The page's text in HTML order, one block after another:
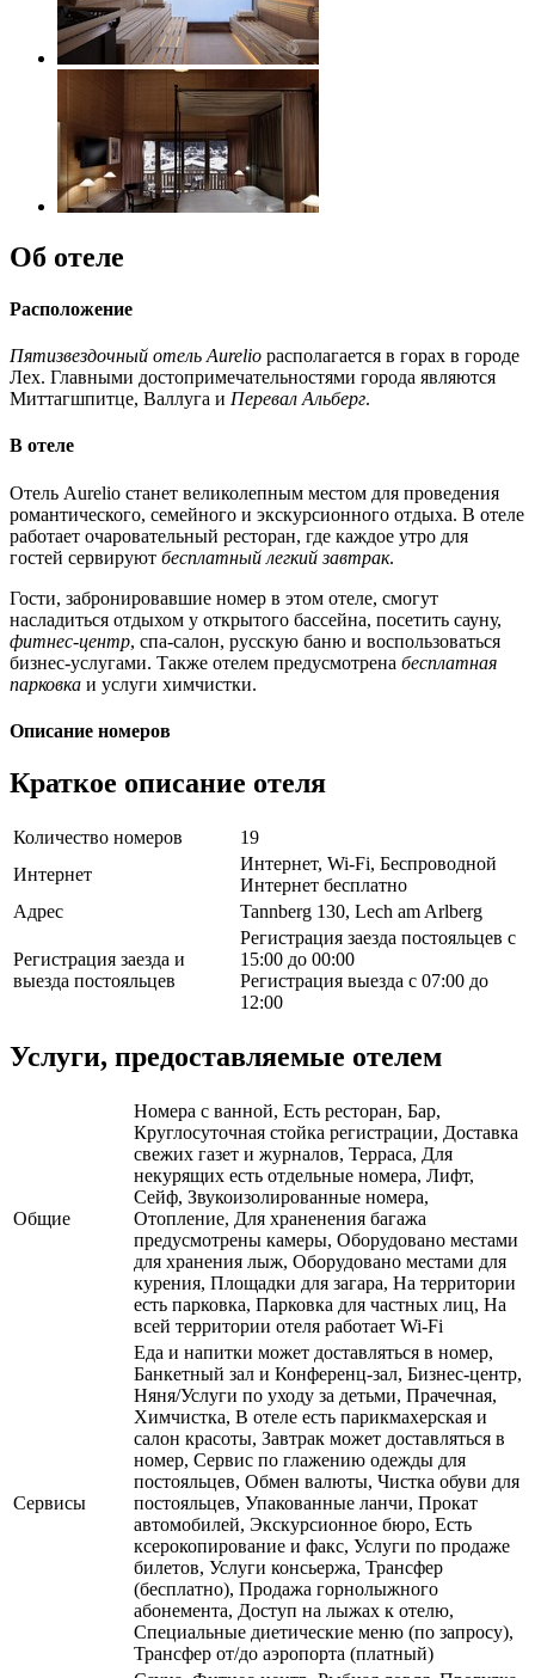
Об отеле
Расположение
Пятизвездочный отель Aurelio располагается в горах в городе
Лех. Главными достопримечательностями города являются
Миттагшпитце, Валлуга и Перевал Альберг.
В отеле
Отель Aurelio станет великолепным местом для проведения
романтического, семейного и экскурсионного отдыха. В отеле
работает очаровательный ресторан, где каждое утро для
гостей сервируют бесплатный легкий завтрак.
Гости, забронировавшие номер в этом отеле, смогут
насладиться отдыхом у открытого бассейна, посетить сауну,
фитнес-центр, спа-салон, русскую баню и воспользоваться
бизнес-услугами. Также отелем предусмотрена бесплатная
парковка и услуги химчистки.
Описание номеров
Краткое описание отеля
Количество номеров
19
Интернет
Интернет, Wi-Fi, Беспроводной
Интернет бесплатно
Адрес
Tannberg 130, Lech am Arlberg
Регистрация заезда и
выезда постояльцев
Регистрация заезда постояльцев с
15:00 до 00:00
Регистрация выезда с 07:00 до
12:00
Услуги, предоставляемые отелем
Общие
Номера с ванной, Есть ресторан, Бар,
Круглосуточная стойка регистрации, Доставка
свежих газет и журналов, Терраса, Для
некурящих есть отдельные номера, Лифт,
Сейф, Звукоизолированные номера,
Отопление, Для храненения багажа
предусмотрены камеры, Оборудовано местами
для хранения лыж, Оборудовано местами для
курения, Площадки для загара, На территории
есть парковка, Парковка для частных лиц, На
всей территории отеля работает Wi-Fi
Сервисы
Еда и напитки может доставляться в номер,
Банкетный зал и Конференц-зал, Бизнес-центр,
Няня/Услуги по уходу за детьми, Прачечная,
Химчистка, В отеле есть парикмахерская и
салон красоты, Завтрак может доставляться в
номер, Сервис по глажению одежды для
постояльцев, Обмен валюты, Чистка обуви для
постояльцев, Упакованные ланчи, Прокат
автомобилей, Экскурсионное бюро, Есть
ксерокопирование и факс, Услуги по продаже
билетов, Услуги консьержа, Трансфер
(бесплатно), Продажа горнолыжного
абонемента, Доступ на лыжах к отелю,
Специальные диетические меню (по запросу),
Трансфер от/до аэропорта (платный)